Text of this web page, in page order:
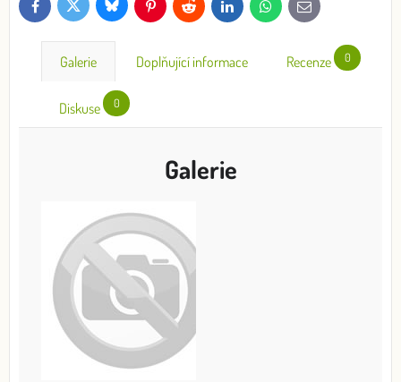
FacebookTwitter Bluesky PinterestReddit LinkedInWhatsApp
E-
mail
Galerie Doplňující informace Recenze 0
Diskuse 0
Galerie